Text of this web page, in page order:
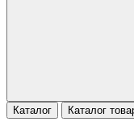
Каталог Каталог